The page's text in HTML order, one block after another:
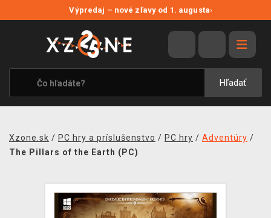
Výpredaj – nové zľavy od 1. augusta›
Hľadať
VÝPREDAJ
VIDEOHRY
XZONE ORIGINALS
TEMATIKY
MERCHANDISE
Xzone.sk / PC hry a príslušenstvo / PC hry / Adventúry /
The Pillars of the Earth (PC)